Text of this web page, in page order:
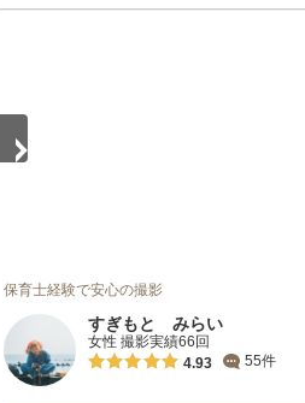
保育士経験で安心の撮影
すぎもと みらい
女性 撮影実績66回
4.93
55件